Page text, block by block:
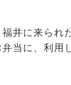
井に来られ
当に、利用